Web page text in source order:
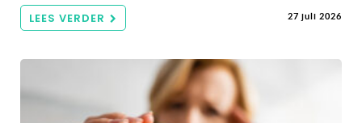
LEES VERDER 27 juli 2026